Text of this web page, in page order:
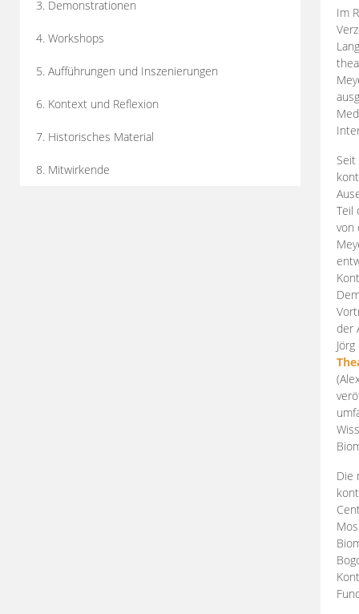
3. Demonstrationen
4. Workshops
5. Aufführungen und Inszenierungen
6. Kontext und Reflexion
7. Historisches Material
8. Mitwirkende
Im
Teil
von
der
Die